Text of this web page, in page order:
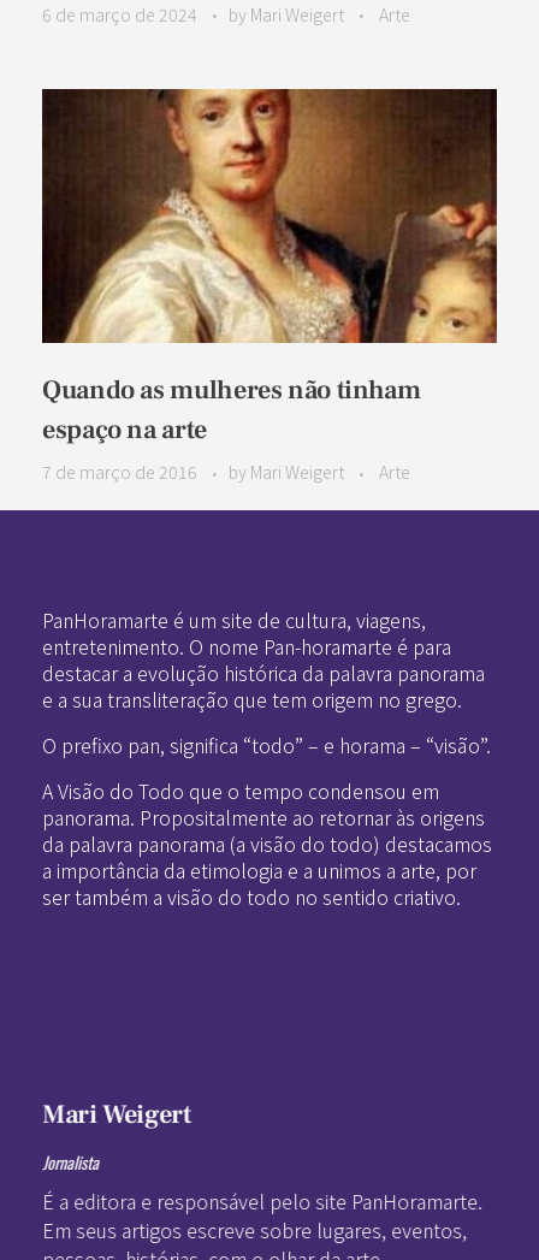
6 de março de 2024 by Mari Weigert Arte
Quando as mulheres não tinham
espaço na arte
7 de março de 2016 by Mari Weigert Arte
PanHoramarte é um site de cultura, viagens,
entretenimento. O nome Pan-horamarte é para
destacar a evolução histórica da palavra panorama
e a sua transliteração que tem origem no grego.
O prefixo pan, significa “todo” – e horama – “visão”.
A Visão do Todo que o tempo condensou em
panorama. Propositalmente ao retornar às origens
da palavra panorama (a visão do todo) destacamos
a importância da etimologia e a unimos a arte, por
ser também a visão do todo no sentido criativo.
Mari Weigert
Jornalista
É a editora e responsável pelo site PanHoramarte.
Em seus artigos escreve sobre lugares, eventos,